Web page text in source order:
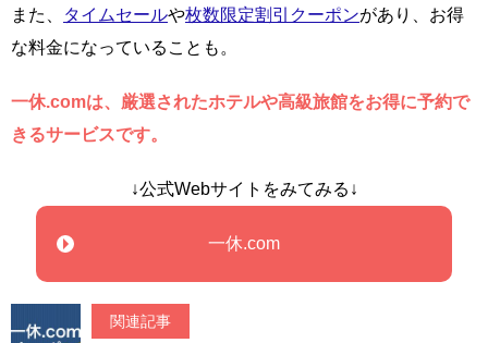
また、 タイムセールや枚数限定割引クーポンがあり、お得
な料金になっていることも。
一休.comは、厳選されたホテルや高級旅館をお得に予約で
きるサービスです。
↓公式Webサイトをみてみる↓
一休.com
関連記事